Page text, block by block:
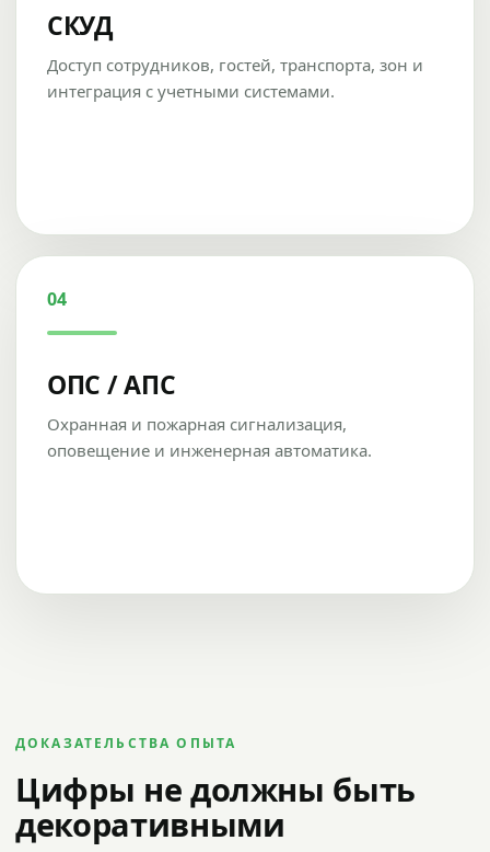
СКУД
Доступ сотрудников, гостей, транспорта, зон и
интеграция с учетными системами.
04
ОПС / АПС
Охранная и пожарная сигнализация,
оповещение и инженерная автоматика.
ДОКАЗАТЕЛЬСТВА ОПЫТА
Цифры не должны быть
декоративными